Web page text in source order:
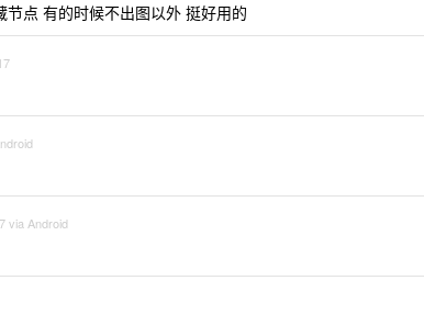
节点 有的时候不出图以外 挺好用的
via Android